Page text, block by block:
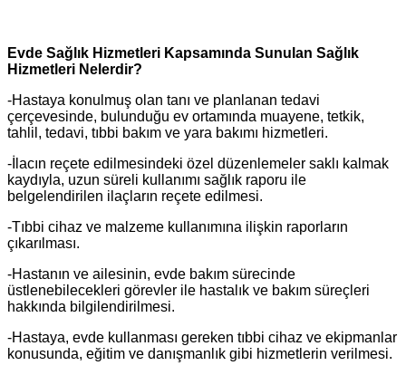
Evde Sağlık Hizmetleri Kapsamında Sunulan Sağlık
Hizmetleri Nelerdir?
-Hastaya konulmuş olan tanı ve planlanan tedavi
çerçevesinde, bulunduğu ev ortamında muayene, tetkik,
tahlil, tedavi, tıbbi bakım ve yara bakımı hizmetleri.
-İlacın reçete edilmesindeki özel düzenlemeler saklı kalmak
kaydıyla, uzun süreli kullanımı sağlık raporu ile
belgelendirilen ilaçların reçete edilmesi.
-Tıbbi cihaz ve malzeme kullanımına ilişkin raporların
çıkarılması.
-Hastanın ve ailesinin, evde bakım sürecinde
üstlenebilecekleri görevler ile hastalık ve bakım süreçleri
hakkında bilgilendirilmesi.
-Hastaya, evde kullanması gereken tıbbi cihaz ve ekipmanlar
konusunda, eğitim ve danışmanlık gibi hizmetlerin verilmesi.